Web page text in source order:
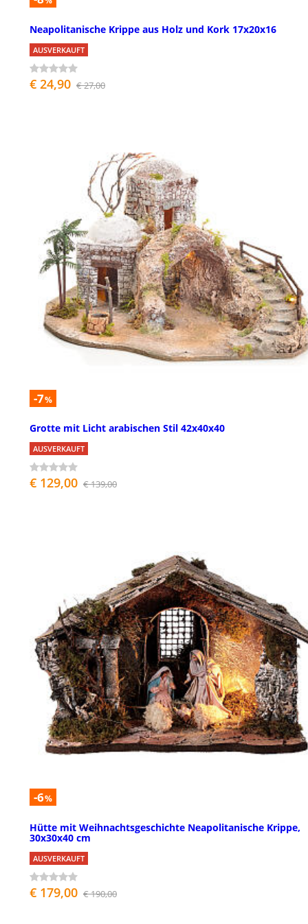
Neapolitanische Krippe aus Holz und Kork 17x20x16
AUSVERKAUFT
€ 24,90 € 27,00
-7%
Grotte mit Licht arabischen Stil 42x40x40
AUSVERKAUFT
€ 129,00 € 139,00
-6%
Hütte mit Weihnachtsgeschichte Neapolitanische Krippe,
30x30x40 cm
AUSVERKAUFT
€ 179,00 € 190,00